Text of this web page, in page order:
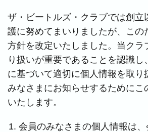
ザ・ビートルズ・クラブでは創立
護に努めてまいりましたが、この
方針を改定いたしました。当クラ
り扱いが重要であることを認識し
に基づいて適切に個人情報を取り
みなさまにお知らせするためにこ
いたします。
会員のみなさまの個人情報は